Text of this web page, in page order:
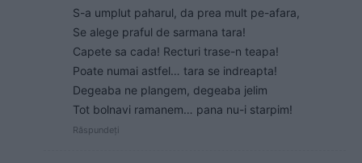
S-a umplut paharul, da prea mult pe-afara,
Se alege praful de sarmana tara!
Capete sa cada! Recturi trase-n teapa!
Poate numai astfel… tara se indreapta!
Degeaba ne plangem, degeaba jelim
Tot bolnavi ramanem… pana nu-i starpim!
Răspundeți